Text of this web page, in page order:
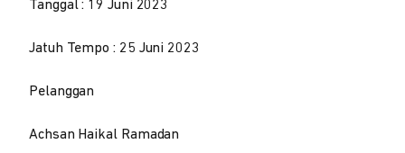
Tanggal : 19 Juni 2023
Jatuh Tempo : 25 Juni 2023
Pelanggan
Achsan Haikal Ramadan